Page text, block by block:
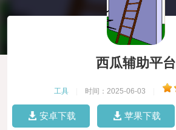
西瓜辅助平台
工具 时间：2025-06-03
安卓下载 苹果下载